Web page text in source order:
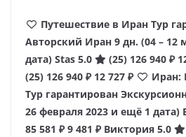
Путешествие в Иран Тур
Авторский Иран 9 дн. (04 – 12
дата) Stas 5.0 (25) 126 940 ₽
(25) 126 940 ₽ 12 727 ₽
Иран:
Тур гарантирован
26 февраля 2023 и ещё 1 дата)
85 581 ₽9 481 ₽ Виктория 5.0